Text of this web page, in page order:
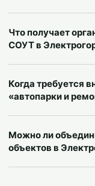
Что получает
СОУТ в
Когда требуется
«автопарки и
Можно ли
объектов в